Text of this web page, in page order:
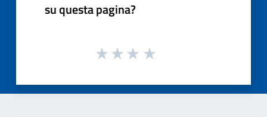
su questa pagina?